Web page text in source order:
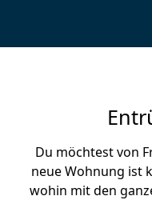
Du möchtest von
neue Wohnung ist
wohin mit den